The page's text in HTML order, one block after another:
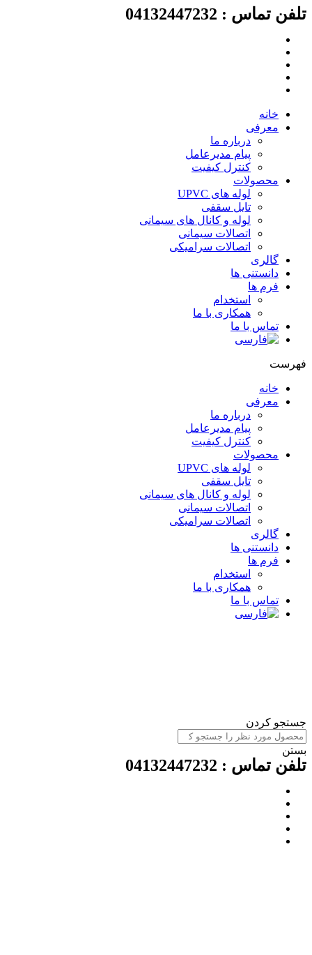
تلفن تماس : 04132447232
خانه
معرفی
درباره ما
پیام مدیرعامل
کنترل کیفیت
محصولات
لوله های UPVC
تایل سقفی
لوله و کانال های سیمانی
اتصالات سیمانی
اتصالات سرامیکی
گالری
دانستنی ها
فرم ها
استخدام
همکاری با ما
تماس با ما
فهرست
خانه
معرفی
درباره ما
پیام مدیرعامل
کنترل کیفیت
محصولات
لوله های UPVC
تایل سقفی
لوله و کانال های سیمانی
اتصالات سیمانی
اتصالات سرامیکی
گالری
دانستنی ها
فرم ها
استخدام
همکاری با ما
تماس با ما
جستجو کردن
بستن
تلفن تماس : 04132447232